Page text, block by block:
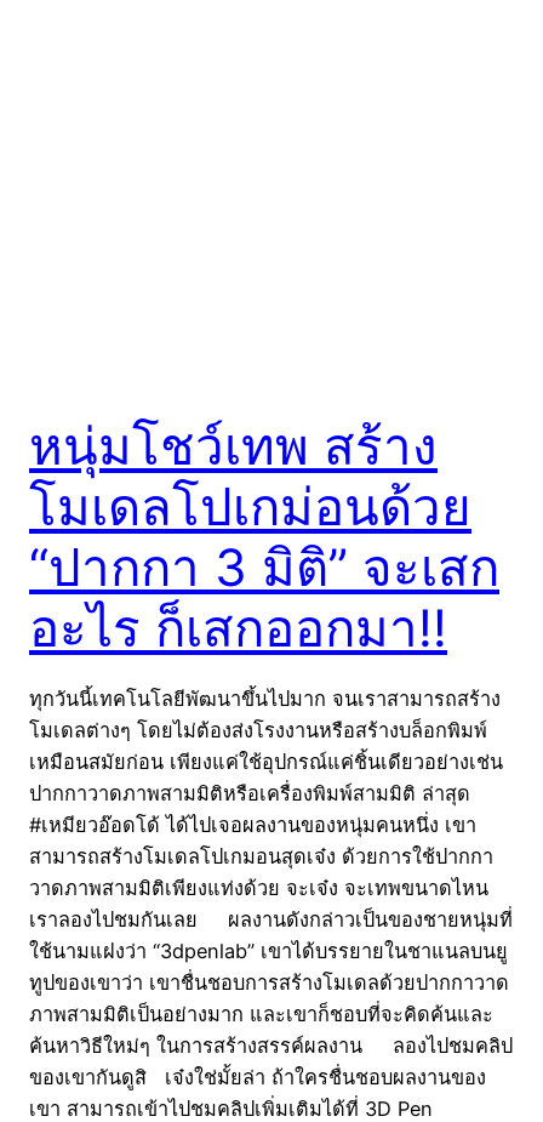
หนุ่มโชว์เทพ สร้าง
โมเดลโปเกม่อนด้วย
“ปากกา 3 มิติ” จะเสก
อะไร ก็เสกออกมา!!
ทุกวันนี้เทคโนโลยีพัฒนาขึ้นไปมาก จนเราสามารถสร้าง
โมเดลต่างๆ โดยไม่ต้องส่งโรงงานหรือสร้างบล็อกพิมพ์
เหมือนสมัยก่อน เพียงแค่ใช้อุปกรณ์แค่ชิ้นเดียวอย่างเช่น
ปากกาวาดภาพสามมิติหรือเครื่องพิมพ์สามมิติ ล่าสุด
#เหมียวอ๊อดโด้ ได้ไปเจอผลงานของหนุ่มคนหนึ่ง เขา
สามารถสร้างโมเดลโปเกมอนสุดเจ๋ง ด้วยการใช้ปากกา
วาดภาพสามมิติเพียงแท่งด้วย จะเจ๋ง จะเทพขนาดไหน
เราลองไปชมกันเลย ผลงานดังกล่าวเป็นของชายหนุ่มที่
ใช้นามแฝงว่า “3dpenlab” เขาได้บรรยายในชาแนลบนยู
ทูปของเขาว่า เขาชื่นชอบการสร้างโมเดลด้วยปากกาวาด
ภาพสามมิติเป็นอย่างมาก และเขาก็ชอบที่จะคิดค้นและ
ค้นหาวิธีใหม่ๆ ในการสร้างสรรค์ผลงาน ลองไปชมคลิป
ของเขากันดูสิ เจ๋งใช่มั้ยล่า ถ้าใครชื่นชอบผลงานของ
เขา สามารถเข้าไปชมคลิปเพิ่มเติมได้ที่ 3D Pen